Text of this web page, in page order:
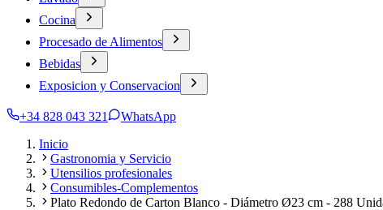
Cocina
Procesado de Alimentos
Bebidas
Exposicion y Conservacion
+34 828 043 321
WhatsApp
Inicio
Gastronomia y Servicio
Utensilios profesionales
Consumibles-Complementos
Plato Redondo de Carton Blanco - Diámetro Ø23 cm - 288